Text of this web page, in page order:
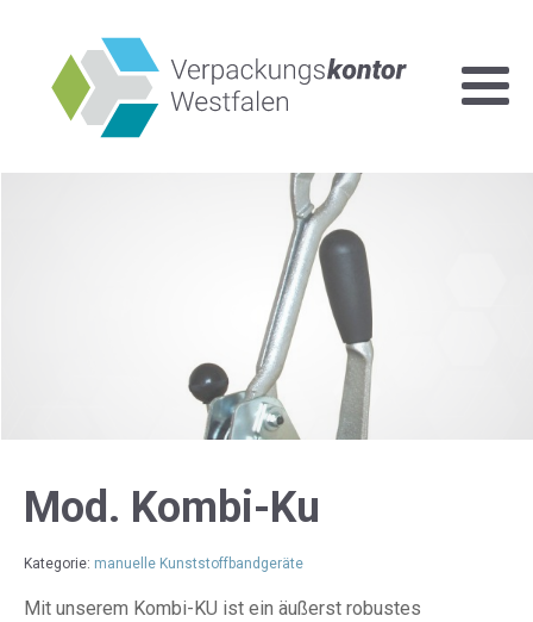
Mod. Kombi-Ku
Kategorie: manuelle Kunststoffbandgeräte
Mit unserem Kombi-KU ist ein äußerst robustes